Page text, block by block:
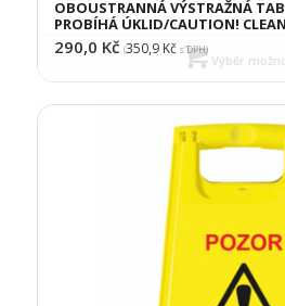
OBOUSTRANNÁ VÝSTRAŽNÁ
PROBÍHÁ ÚKLID/CAUTION!
290,0 Kč (350,9Kčs DPH)
Výběr